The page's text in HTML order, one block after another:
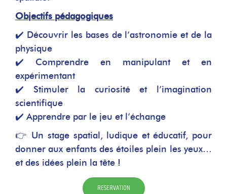
Objectifs pédagogiques
✔️ Découvrir les bases de l’astronomie et de la
physique
✔️ Comprendre en manipulant et en
expérimentant
✔️ Stimuler la curiosité et l’imagination
scientifique
✔️ Apprendre par le jeu et l’échange
👉 Un stage spatial, ludique et éducatif, pour
donner aux enfants des étoiles plein les yeux…
et des idées plein la tête !
RESERVATION